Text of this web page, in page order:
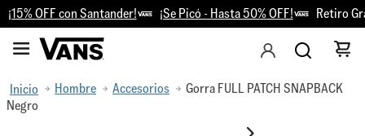
¡15% OFF con Santander! ¡Se Picó - Hasta 50% OFF! Retiro
Hombre Accesorios
Gorra FULL PATCH SNAPBACK
Negro